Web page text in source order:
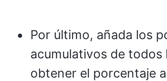
Por último, añada los
acumulativos de todos
obtener el porcentaje